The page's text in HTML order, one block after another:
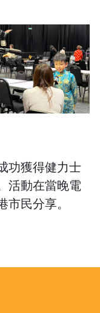
功獲得健力士
活動在當晚電
市民分享。